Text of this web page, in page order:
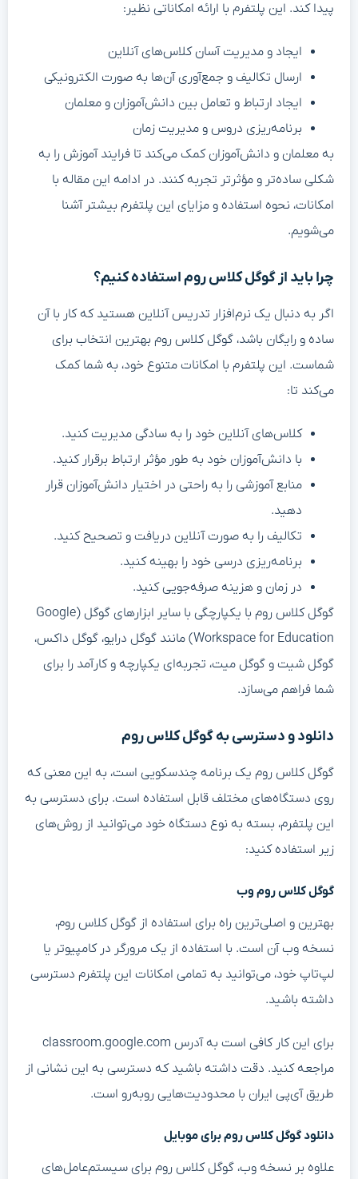
پیدا کند. این پلتفرم با ارائه امکاناتی نظیر:
ایجاد و مدیریت آسان کلاس‌های آنلاین
ارسال تکالیف و جمع‌آوری آن‌ها به صورت الکترونیکی
ایجاد ارتباط و تعامل بین دانش‌آموزان و معلمان
برنامه‌ریزی دروس و مدیریت زمان
به معلمان و دانش‌آموزان کمک می‌کند تا فرایند آموزش را به
شکلی ساده‌تر و مؤثرتر تجربه کنند. در ادامه این مقاله با
امکانات، نحوه استفاده و مزایای این پلتفرم بیشتر آشنا
می‌شویم.
چرا باید از گوگل کلاس روم استفاده کنیم؟
اگر به دنبال یک نرم‌افزار تدریس آنلاین هستید که کار با آن
ساده و رایگان باشد، گوگل کلاس روم بهترین انتخاب برای
شماست. این پلتفرم با امکانات متنوع خود، به شما کمک
می‌کند تا:
کلاس‌های آنلاین خود را به سادگی مدیریت کنید.
با دانش‌آموزان خود به طور مؤثر ارتباط برقرار کنید.
منابع آموزشی را به راحتی در اختیار دانش‌آموزان قرار
دهید.
تکالیف را به صورت آنلاین دریافت و تصحیح کنید.
برنامه‌ریزی درسی خود را بهینه کنید.
در زمان و هزینه صرفه‌جویی کنید.
گوگل کلاس روم با یکپارچگی با سایر ابزارهای گوگل (Google
Workspace for Education) مانند گوگل درایو، گوگل داکس،
گوگل شیت و گوگل میت، تجربه‌ای یکپارچه و کارآمد را برای
شما فراهم می‌سازد.
دانلود و دسترسی به گوگل کلاس روم
گوگل کلاس روم یک برنامه چندسکویی است، به این معنی که
روی دستگاه‌های مختلف قابل استفاده است. برای دسترسی به
این پلتفرم، بسته به نوع دستگاه خود می‌توانید از روش‌های
زیر استفاده کنید:
گوگل کلاس روم وب
بهترین و اصلی‌ترین راه برای استفاده از گوگل کلاس روم،
نسخه وب آن است. با استفاده از یک مرورگر در کامپیوتر یا
لپ‌تاپ خود، می‌توانید به تمامی امکانات این پلتفرم دسترسی
داشته باشید.
برای این کار کافی است به آدرس classroom.google.com
مراجعه کنید. دقت داشته باشید که دسترسی به این نشانی از
طریق آی‌پی ایران با محدودیت‌هایی روبه‌رو است.
دانلود گوگل کلاس روم برای موبایل
علاوه بر نسخه وب، گوگل کلاس روم برای سیستم‌عامل‌های